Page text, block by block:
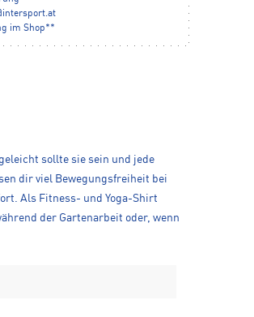
intersport.at
im Shop**
sollte sie sein und jede
dir viel Bewegungsfreiheit bei
Als Fitness- und Yoga-Shirt
der Gartenarbeit oder, wenn